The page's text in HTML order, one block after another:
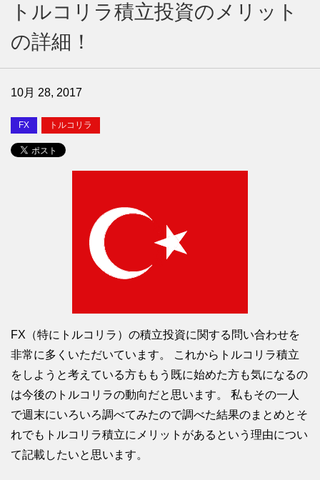
トルコリラ積立投資のメリット
の詳細！
10月 28, 2017
FX トルコリラ
FX（特にトルコリラ）の積立投資に関する問い合わせを
非常に多くいただいています。 これからトルコリラ積立
をしようと考えている方ももう既に始めた方も気になるの
は今後のトルコリラの動向だと思います。 私もその一人
で週末にいろいろ調べてみたので調べた結果のまとめとそ
れでもトルコリラ積立にメリットがあるという理由につい
て記載したいと思います。